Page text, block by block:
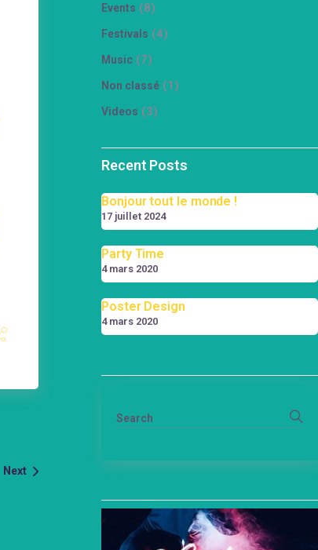
Next
Events (8)
Festivals (4)
Music (7)
Non classé (1)
Videos (3)
Recent Posts
Bonjour tout le monde !
17 juillet 2024
Party Time
4 mars 2020
Poster Design
4 mars 2020